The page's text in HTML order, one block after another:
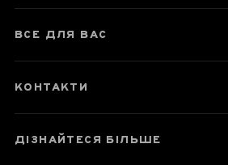
ВСЕ ДЛЯ ВАС
КОНТАКТИ
ДІЗНАЙТЕСЯ БІЛЬШЕ